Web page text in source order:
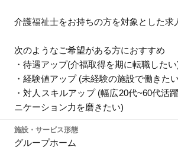
介護福祉士をお持ちの方を対象とした求
次のようなご希望がある方におすすめ
・待遇アップ(介福取得を期に転職したい
・経験値アップ (未経験の施設で働きた
・対人スキルアップ (幅広20代~60代活
ニケーション力を磨きたい)
施設・サービス形態
グループホーム